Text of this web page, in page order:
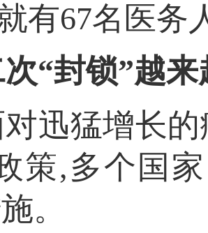
有67名医务
“封锁”越来
迅猛增长
策,多个国
。